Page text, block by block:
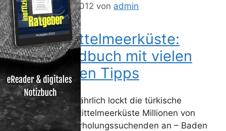
19. Dezember 2012 von admin
Türkei Mittelmeerküste:
Reisehandbuch mit vielen
praktischen Tipps
Jährlich lockt die türkische
Mittelmeerküste Millionen von
Erholungssuchenden an – Baden